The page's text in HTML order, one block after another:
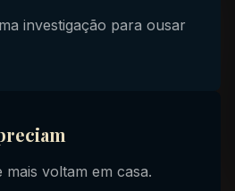
investigação para ousar
voltam em casa.